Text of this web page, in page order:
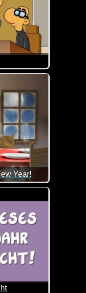
Year!
dir ein gesundes